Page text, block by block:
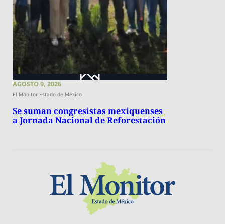
AGOSTO 9, 2026
El Monitor Estado de México
Se suman congresistas mexiquenses
a Jornada Nacional de Reforestación